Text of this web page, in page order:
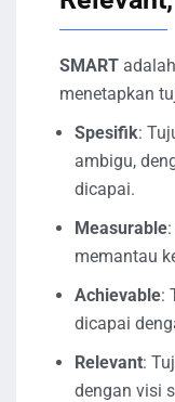
SMART
menetapkan
Spesifik:
ambigu,
dicapai.
Measurable
memantau
Achievable:
dicapai
Relevant:
dengan visi